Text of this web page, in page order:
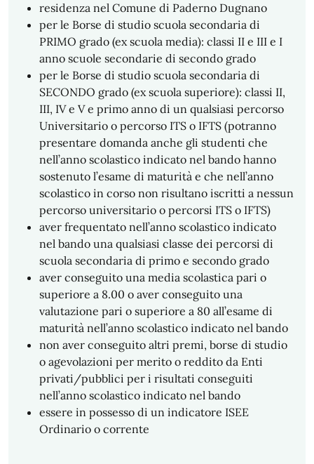
residenza nel Comune di Paderno Dugnano
per le Borse di studio scuola secondaria di
PRIMO grado (ex scuola media): classi II e III e I
anno scuole secondarie di secondo grado
per le Borse di studio scuola secondaria di
SECONDO grado (ex scuola superiore): classi II,
III, IV e V e primo anno di un qualsiasi percorso
Universitario o percorso ITS o IFTS (potranno
presentare domanda anche gli studenti che
nell’anno scolastico indicato nel bando hanno
sostenuto l’esame di maturità e che nell’anno
scolastico in corso non risultano iscritti a nessun
percorso universitario o percorsi ITS o IFTS)
aver frequentato nell’anno scolastico indicato
nel bando una qualsiasi classe dei percorsi di
scuola secondaria di primo e secondo grado
aver conseguito una media scolastica pari o
superiore a 8.00 o aver conseguito una
valutazione pari o superiore a 80 all’esame di
maturità nell’anno scolastico indicato nel bando
non aver conseguito altri premi, borse di studio
o agevolazioni per merito o reddito da Enti
privati/pubblici per i risultati conseguiti
nell’anno scolastico indicato nel bando
essere in possesso di un indicatore ISEE
Ordinario o corrente